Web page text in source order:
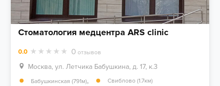
Стоматология медцентра ARS clinic
0.0 0 отзывов
Москва, ул. Летчика Бабушкина, д. 17, к.3
Бабушкинская (791м), Свиблово (1.7км)